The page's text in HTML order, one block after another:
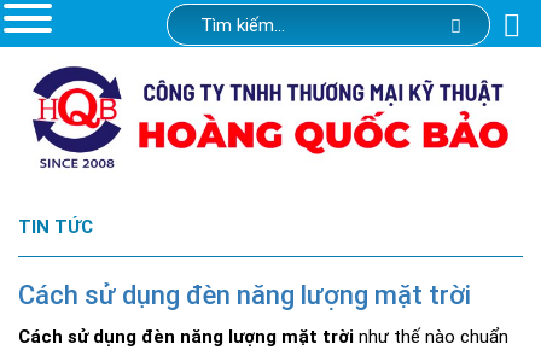
TIN TỨC
Cách sử dụng đèn năng lượng mặt trời
Cách sử dụng đèn năng lượng mặt trời như thế nào chuẩn